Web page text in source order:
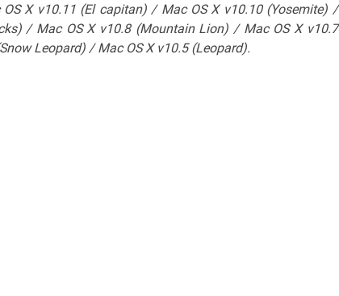
X v10.11 (El capitan) / Mac OS X v10.10 (Yosemite) /
/ Mac OS X v10.8 (Mountain Lion) / Mac OS X v10.7
Leopard) / Mac OS X v10.5 (Leopard).